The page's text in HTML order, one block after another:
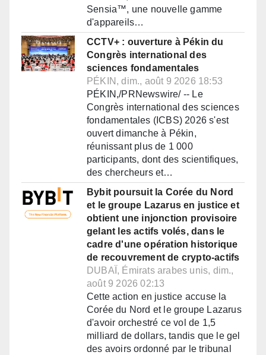
Sensia™, une nouvelle gamme
d'appareils…
CCTV+ : ouverture à Pékin du
Congrès international des
sciences fondamentales
PÉKIN, dim., août 9 2026 18:53
PÉKIN,/PRNewswire/ -- Le
Congrès international des sciences
fondamentales (ICBS) 2026 s'est
ouvert dimanche à Pékin,
réunissant plus de 1 000
participants, dont des scientifiques,
des chercheurs et…
Bybit poursuit la Corée du Nord
et le groupe Lazarus en justice et
obtient une injonction provisoire
gelant les actifs volés, dans le
cadre d'une opération historique
de recouvrement de crypto-actifs
DUBAÏ, Émirats arabes unis, dim.,
août 9 2026 02:13
Cette action en justice accuse la
Corée du Nord et le groupe Lazarus
d'avoir orchestré ce vol de 1,5
milliard de dollars, tandis que le gel
des avoirs ordonné par le tribunal